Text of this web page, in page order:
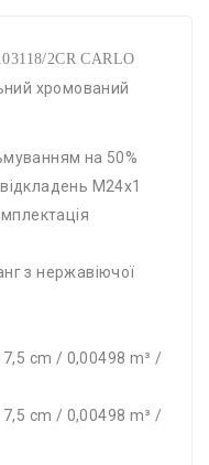
2CR CARLO
хромований
на 50%
M24x1
з нержавіючої
cm / 0,00498 m³ /
cm / 0,00498 m³ /